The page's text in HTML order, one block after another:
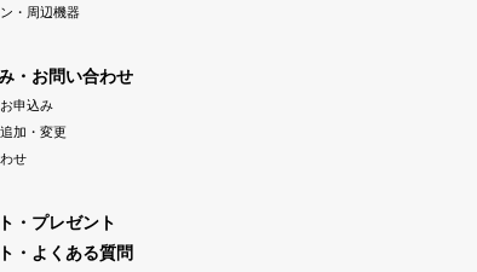
・周辺機器
・お問い合わせ
申込み
加・変更
せ
・プレゼント
・よくある質問